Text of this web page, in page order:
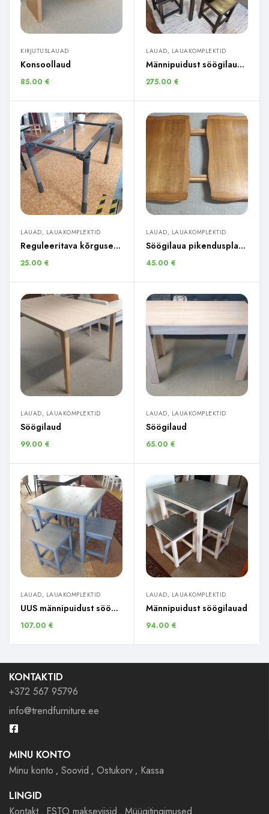
KIRJUTUSLAUAD
Konsoollaud
85.00 €
LAUAD, LAUAKOMPLEKTID
Männipuidust söögilaud + 4 taburetti
275.00 €
LAUAD, LAUAKOMPLEKTID
Reguleeritava kõrgusega kontorilaua raamid
25.00 €
LAUAD, LAUAKOMPLEKTID
Söögilaua pikendusplaadid
45.00 €
LAUAD, LAUAKOMPLEKTID
Söögilaud
99.00 €
LAUAD, LAUAKOMPLEKTID
Söögilaud
65.00 €
LAUAD, LAUAKOMPLEKTID
UUS männipuidust söögilaud
107.00 €
LAUAD, LAUAKOMPLEKTID
Männipuidust söögilauad
94.00 €
KONTAKTID
+372 567 95796
info@trendfurniture.ee
MINU KONTO
Minu konto
Soovid Ostukorv
Kassa
LINGID
Kontakt
ESTO makseviisid Müügitingimused